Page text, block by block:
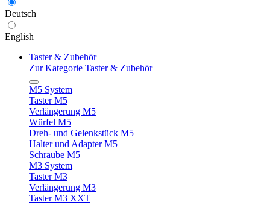
Deutsch
English
Taster & Zubehör
Zur Kategorie Taster & Zubehör
M5 System
Taster M5
Verlängerung M5
Würfel M5
Dreh- und Gelenkstück M5
Halter und Adapter M5
Schraube M5
M3 System
Taster M3
Verlängerung M3
Taster M3 XXT